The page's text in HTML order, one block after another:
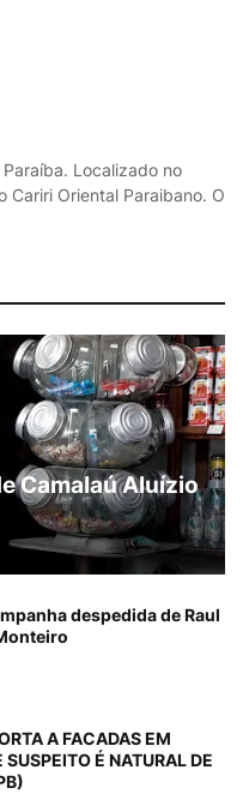
Localizado no
Cariri Oriental Paraibano. O
Camalaú Aluízio
despedida de Raul
A FACADAS EM
SUSPEITO É NATURAL DE